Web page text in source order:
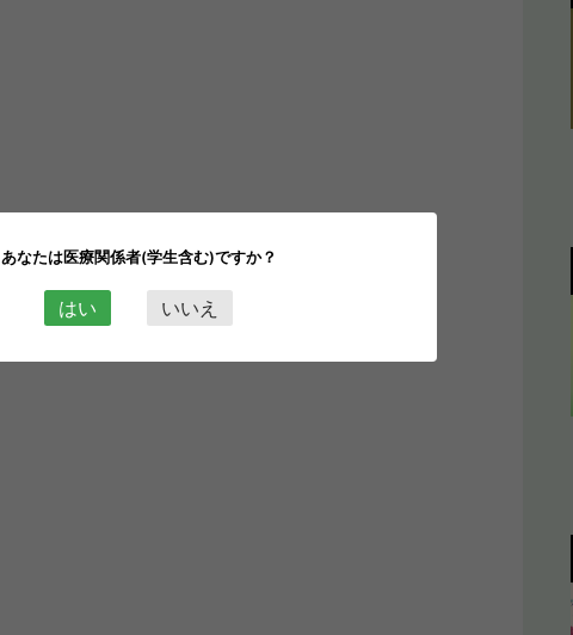
あなたは医療関係者(学生含む)ですか？
はい いいえ